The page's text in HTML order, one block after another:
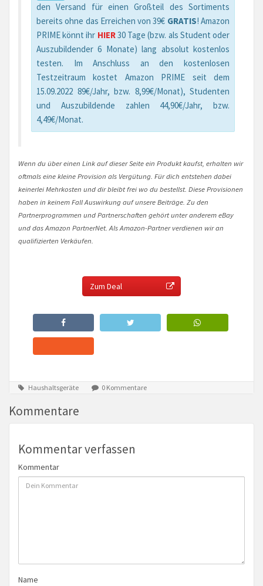
den Versand für einen Großteil des Sortiments
bereits ohne das Erreichen von 39€ GRATIS! Amazon
PRIME könnt ihr HIER30 Tage (bzw. als Student oder
Auszubildender 6 Monate) lang absolut kostenlos
testen. Im Anschluss an den kostenlosen
Testzeitraum kostet Amazon PRIME seit dem
15.09.2022 89€/Jahr, bzw. 8,99€/Monat), Studenten
und Auszubildende zahlen 44,90€/Jahr, bzw.
4,49€/Monat.
Wenn du über einen Link auf dieser Seite ein Produkt kaufst, erhalten wir
oftmals eine kleine Provision als Vergütung. Für dich entstehen dabei
keinerlei Mehrkosten und dir bleibt frei wo du bestellst. Diese Provisionen
haben in keinem Fall Auswirkung auf unsere Beiträge. Zu den
Partnerprogrammen und Partnerschaften gehört unter anderem eBay
und das Amazon PartnerNet. Als Amazon-Partner verdienen wir an
qualifizierten Verkäufen.
Zum Deal
Haushaltsgeräte 0 Kommentare
Kommentare
Kommentar verfassen
Kommentar
Name